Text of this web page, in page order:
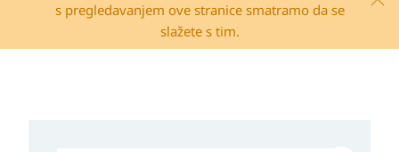
s pregledavanjem ove stranice smatramo da se
slažete s tim.